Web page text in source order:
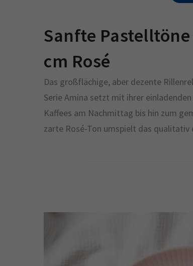
Sanfte
cm Rosé
Das großflächige, aber dezente
Serie Amina setzt mit ihrer
Kaffees am Nachmittag bis hin zum
zarte Rosé-Ton umspielt das qualitativ